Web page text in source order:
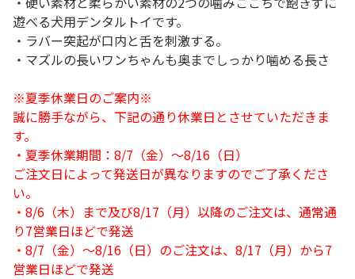
遊べる犬用デンタルトイです。
・ラバー突起が口内と舌を刺激する。
・マズルの長いワンちゃんも奥までしっかり噛める長さ
※夏季休業日のご案内※
誠に勝手ながら、下記の通り休業日とさせていただきま
す。
・夏季休業期間：8/7（金）～8/16（日）
ご注文日によって発送日が異なりますのでご了承くださ
い。
・8/6（木）まで及び8/17（月）以降のご注文は、通常通
り7営業日ほどで発送
・8/7（金）～8/16（日）のご注文は、8/17（月）から7
営業日ほどで発送